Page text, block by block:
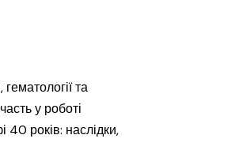
та
у роботі
40 років: наслідки,